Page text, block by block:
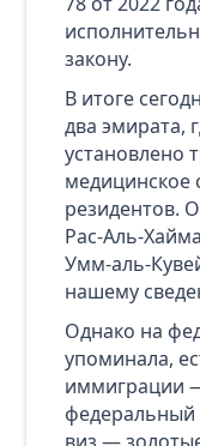
закону.
В итоге
два эмирата,
установлено
медицинское
резидентов.
нашему
Однако на
упоминала,
иммиграции
федеральный